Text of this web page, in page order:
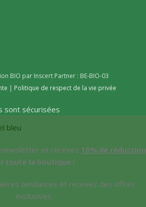
BIO par Inscert Partner : BE-BIO-03
| Politique de respect de la vie privée
sont sécurisées
et recevez 10% de réduction
toute la boutique !
tendances et recevez des offres
exclusives